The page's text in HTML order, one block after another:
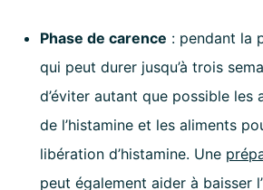
Phase de carence : pendant la
qui peut durer jusqu’à trois
d’éviter autant que possible les
de l’histamine et les aliments
libération d’histamine. Une
peut également aider à baisser